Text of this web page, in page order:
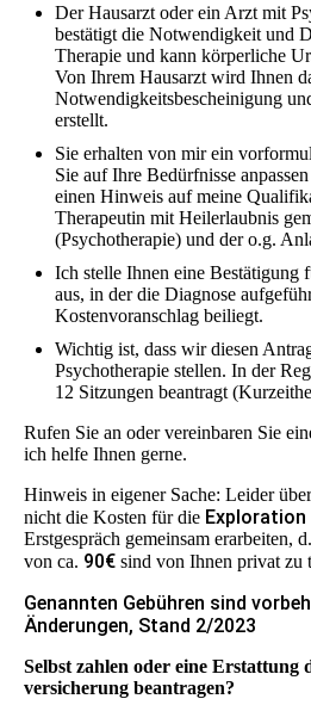
Der Hausarzt oder ein Arzt mit
bestätigt die Notwendigkeit und
Therapie und kann körperliche
Von Ihrem Hausarzt wird Ihnen
Notwendigkeitsbescheinigung
erstellt.
Sie erhalten von mir ein
Sie auf Ihre Bedürfnisse
einen Hinweis auf meine
Therapeutin mit Heilerlaubnis
(Psychotherapie) und der o.g.
Ich stelle Ihnen eine Bestätigung
aus, in der die Diagnose
Kostenvoranschlag beiliegt.
Wichtig ist, dass wir diesen
Psychotherapie stellen. In der
12 Sitzungen beantragt
Rufen Sie an oder vereinbaren Sie
ich helfe Ihnen gerne.
Hinweis in eigener Sache: Leider
nicht die Kosten für die Exploration
Erstgespräch gemeinsam erarbeiten,
von ca. 90€ sind von Ihnen privat zu
Genannten Gebühren sind
Änderungen, Stand 2/2023
Selbst zahlen oder eine
versicherung beantragen?